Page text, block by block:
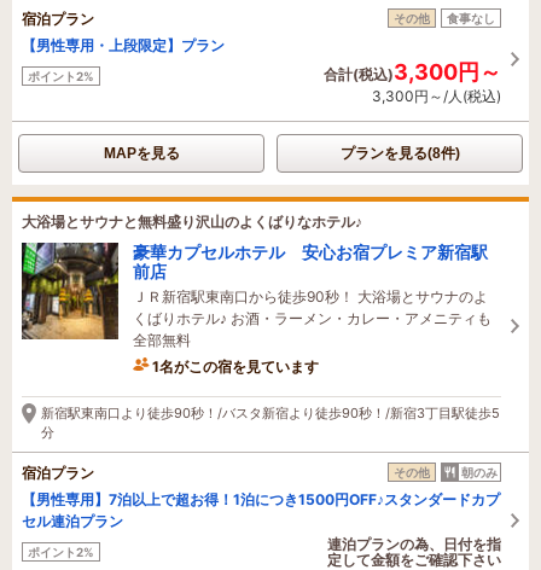
宿泊プラン その他 食事なし
【男性専用・上段限定】プラン
ポイント2% 合計(税込)3,300円～
3,300円～/人(税込)
MAPを見る プランを見る(8件)
大浴場とサウナと無料盛り沢山のよくばりなホテル♪
豪華カプセルホテル 安心お宿プレミア新宿駅
前店
ＪＲ新宿駅東南口から徒歩90秒！ 大浴場とサウナのよ
くばりホテル♪ お酒・ラーメン・カレー・アメニティも
全部無料
1名がこの宿を見ています
2時間前に予約されました
新宿駅東南口より徒歩90秒！/バスタ新宿より徒歩90秒！/新宿3丁目駅徒歩5
分
宿泊プラン その他 朝のみ
【男性専用】7泊以上で超お得！1泊につき1500円OFF♪スタンダードカプ
セル連泊プラン
ポイント2%
連泊プランの為、日付を指
定して金額をご確認下さい